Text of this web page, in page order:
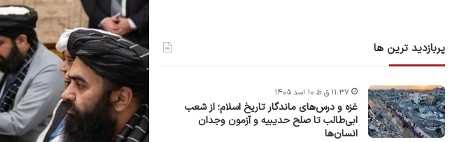
پربازدید ترین ها
غزه و درس‌های ماندگار تاریخ اسلام؛ از شعب
ابی‌طالب تا صلح حدیبیه و آزمون وجدان
انسان‌ها
۱۱:۳۷ ق.ظ ۱۰ اسد ۱۴۰۵